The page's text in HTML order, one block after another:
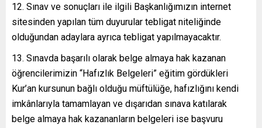
12. Sınav ve sonuçları ile ilgili Başkanlığımızın internet
sitesinden yapılan tüm duyurular tebligat niteliğinde
olduğundan adaylara ayrıca tebligat yapılmayacaktır.
13. Sınavda başarılı olarak belge almaya hak kazanan
öğrencilerimizin “Hafızlık Belgeleri” eğitim gördükleri
Kur’an kursunun bağlı olduğu müftülüğe, hafızlığını kendi
imkânlarıyla tamamlayan ve dışarıdan sınava katılarak
belge almaya hak kazananların belgeleri ise başvuru